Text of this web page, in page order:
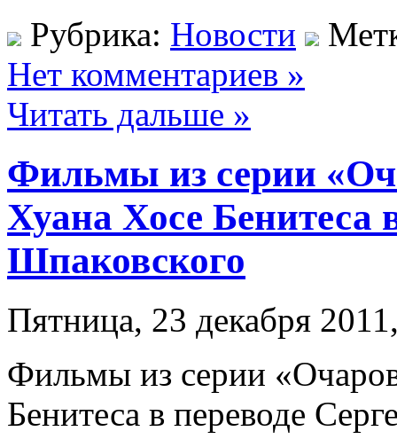
Рубрика: Новости
Нет комментариев »
Читать дальше »
Фильмы из серии
Хуана Хосе Бенитеса
Шпаковского
Пятница, 23 декабря
Фильмы из серии
Бенитеса в переводе